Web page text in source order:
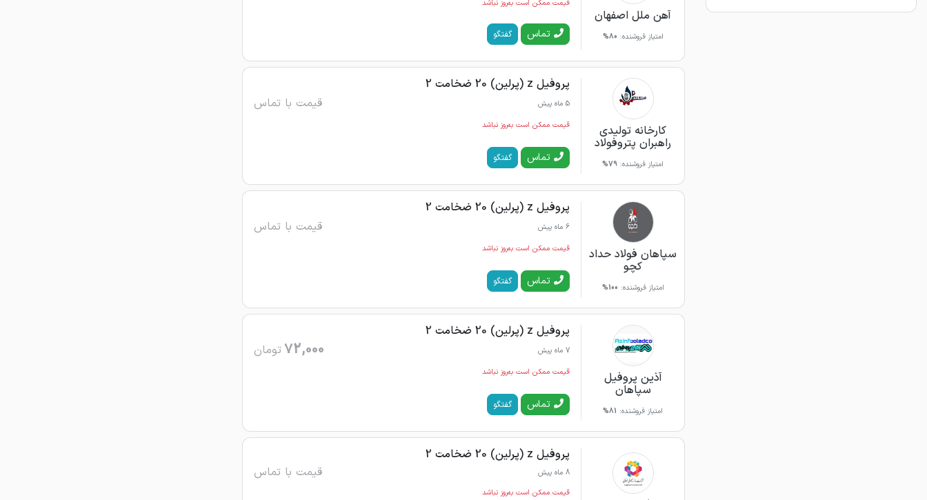
آهن ملل اصفهان
امتیاز فروشنده: 80%
قیمت ممکن است به‌روز نباشد
تماس گفتگو
کارخانه تولیدی
راهبران پتروفولاد
امتیاز فروشنده: 79%
پروفیل z (پرلین) 20 ضخامت 2
5 ماه پیش قیمت با تماس
قیمت ممکن است به‌روز نباشد
تماس گفتگو
سپاهان فولاد حداد
کچو
امتیاز فروشنده: 100%
پروفیل z (پرلین) 20 ضخامت 2
6 ماه پیش قیمت با تماس
قیمت ممکن است به‌روز نباشد
تماس گفتگو
آذین پروفیل
سپاهان
امتیاز فروشنده: 81%
پروفیل z (پرلین) 20 ضخامت 2
7 ماه پیش 72,000 تومان
قیمت ممکن است به‌روز نباشد
تماس گفتگو
پروفیل z (پرلین) 20 ضخامت 2
8 ماه پیش قیمت با تماس
قیمت ممکن است به‌روز نباشد